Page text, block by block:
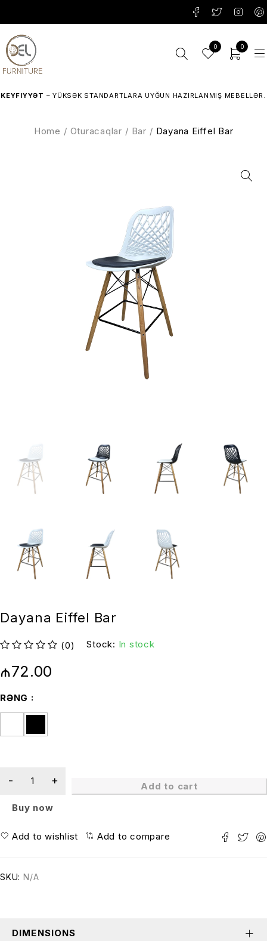
0 0
– YÜKSƏK STANDARTLARA UYĞUN HAZIRLANMIŞ MEBELLƏR.
Home / Oturacaqlar / Bar / Dayana Eiffel Bar
Dayana Eiffel Bar
(0) Stock: In stock
₼72.00
RƏNG
Add to cart
Buy now
Add to wishlist Add to compare
SKU: N/A
DIMENSIONS